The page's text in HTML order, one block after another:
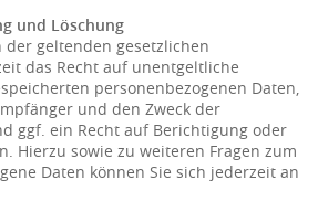
und Löschung
der geltenden gesetzlichen
das Recht auf unentgeltliche
personenbezogenen Daten,
und den Zweck der
ggf. ein Recht auf Berichtigung oder
Hierzu sowie zu weiteren Fragen zum
Daten können Sie sich jederzeit an